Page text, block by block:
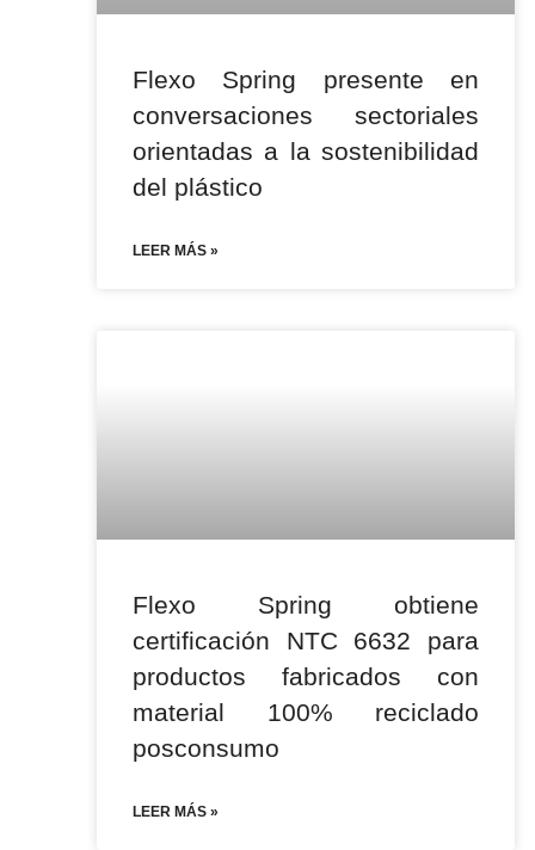
Flexo Spring presente en
conversaciones sectoriales
orientadas a la sostenibilidad
del plástico
LEER MÁS »
Flexo Spring obtiene
certificación NTC 6632 para
productos fabricados con
material 100% reciclado
posconsumo
LEER MÁS »